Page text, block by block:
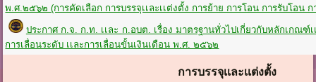
พ.ศ.๒๕๖๒ (การคัดเลือก การบรรจุเเละเเต่งตั้ง การย้าย การโอน การรับโอน
ประกาศ ก.จ. ก.ท. เเละ ก.อบต. เรื่อง มาตรฐานทั่วไปเกี่ยวกับหลักเกณฑ์
การเลื่อนระดับ เเละการเลื่อนขั้นเงินเดือน พ.ศ. ๒๕๖๒
การบรรจุเเละเเต่งตั้ง